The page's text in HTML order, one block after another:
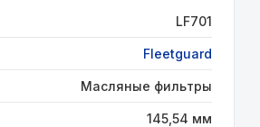
LF701
Fleetguard
Масляные фильтры
145,54 мм